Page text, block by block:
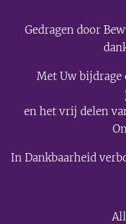
Gedragen door
Met Uw
en het vrij delen
In Dankbaarheid